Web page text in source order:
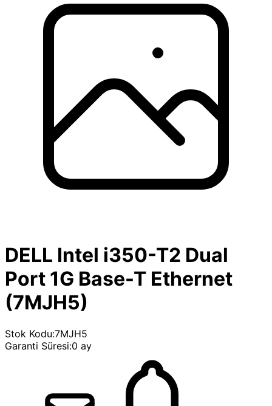
DELL Intel i350-T2 Dual
Port 1G Base-T Ethernet
(7MJH5)
Stok Kodu:7MJH5
Garanti Süresi:0 ay